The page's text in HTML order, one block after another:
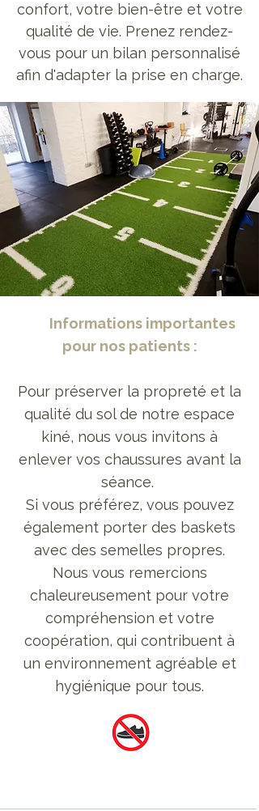
confort, votre bien-être et votre
qualité de vie. Prenez rendez-
vous pour un bilan personnalisé
afin d'adapter la prise en charge.
Informations importantes
pour nos patients :
Pour préserver la propreté et la
qualité du sol de notre espace
kiné, nous vous invitons à
enlever vos chaussures avant la
séance.
Si vous préférez, vous pouvez
également porter des baskets
avec des semelles propres.
Nous vous remercions
chaleureusement pour votre
compréhension et votre
coopération, qui contribuent à
un environnement agréable et
hygiénique pour tous.